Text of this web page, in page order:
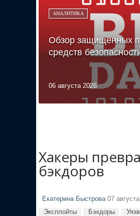
АНАЛИТИКА
Обзор защищённых
средств
06 августа 2026
Хакеры
бэкдоров
Екатерина Быстрова 07
Эксплойты Бэкдоры